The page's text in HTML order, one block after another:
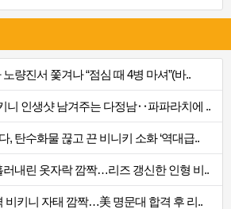
량진서 쫓겨나 “점심 때 4병 마셔”(바..
니 인생샷 남겨주는 다정남‥파파라치에 ..
, 탄수화물 끊고 끈 비니키 소화 ‘역대급..
러내린 옷자락 깜짝…리즈 갱신한 인형 비..
비키니 자태 깜짝…美 명문대 합격 후 리..